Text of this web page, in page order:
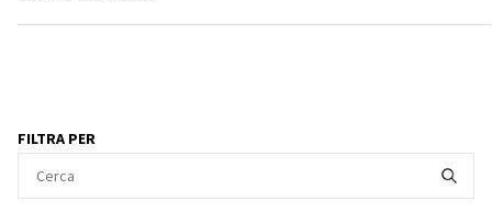
FILTRA PER